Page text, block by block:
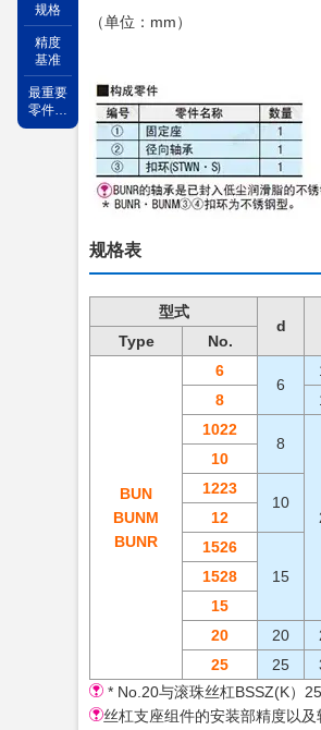
（单位：mm）
规格表
型式
d
Type
No.
BUN
BUNM
BUNR
6
6
8
1022
8
10
1223
10
12
1526
15
1528
15
20
20
25
25
* No.20与滚珠丝杠BSSZ(K）
丝杠支座组件的安装部精度以
规格
精度
基准
最重要
零件轴
承的性